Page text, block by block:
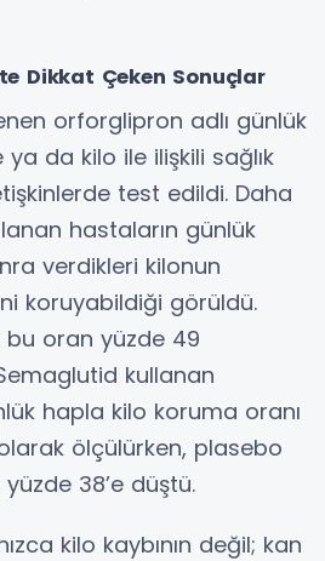
Dikkat Çeken Sonuçlar
orforglipron adlı günlük
ya da kilo ile ilişkili sağlık
test edildi. Daha
hastaların günlük
verdikleri kilonun
koruyabildiği görüldü.
oran yüzde 49
kullanan
hapla kilo koruma oranı
ölçülürken, plasebo
38’e düştü.
kilo kaybının değil; kan